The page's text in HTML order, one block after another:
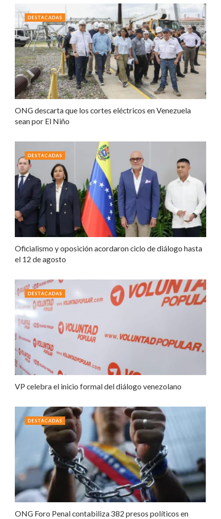
ONG descarta que los cortes eléctricos en Venezuela
sean por El Niño
DESTACADAS
Oficialismo y oposición acordaron ciclo de diálogo hasta
el 12 de agosto
DESTACADAS
VP celebra el inicio formal del diálogo venezolano
DESTACADAS
ONG Foro Penal contabiliza 382 presos políticos en
DESTACADAS